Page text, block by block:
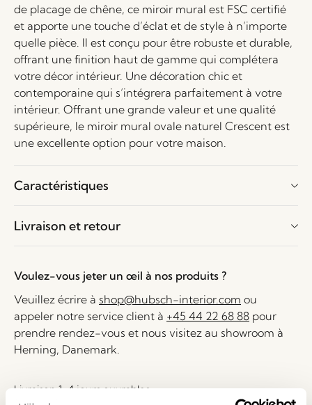
de placage de chêne, ce miroir mural est FSC certifié
et apporte une touche d’éclat et de style à n’importe
quelle pièce. Il est conçu pour être robuste et durable,
offrant une finition haut de gamme qui complétera
votre décor intérieur. Une décoration chic et
contemporaine qui s’intégrera parfaitement à votre
intérieur. Offrant une grande valeur et une qualité
supérieure, le miroir mural ovale naturel Crescent est
une excellente option pour votre maison.
Caractéristiques
Livraison et retour
Voulez-vous jeter un œil à nos produits ?
Veuillez écrire à shop@hubsch-interior.com ou
appeler notre service client à +45 44 22 68 88 pour
prendre rendez-vous et nous visitez au showroom à
Herning, Danemark.
Livraison 1-4 jours ouvrables